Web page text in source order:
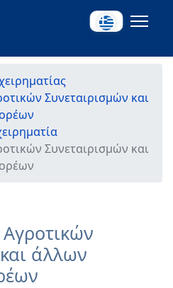
Συνεταιρισμών και
Συνεταιρισμών και
άλλων